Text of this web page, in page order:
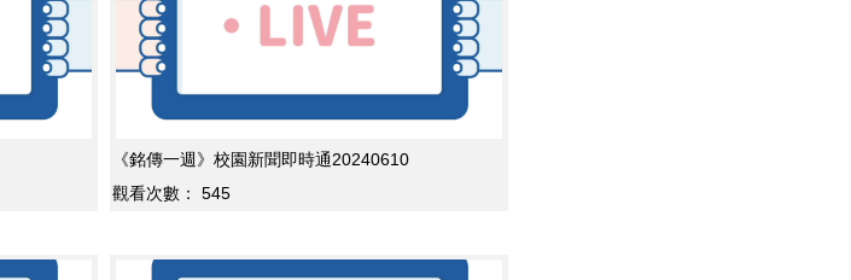
《銘傳一週》校園新聞即時通20240610
觀看次數：
545